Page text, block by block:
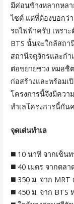
มีค่อนข้างหลากหลา
ไซต์ แต่ที่ต้องบอกว่
รถไฟฟ้าครับ เพรา
BTS นั้นจะใกล้สถ
สถานีจตุจักรและก
ต่อขยายช่วง หมอชิ
ก่อสร้างและพร้อมเ
โครงการนี้จึงมีควา
ทำเลโครงการนี้กัน
จุดเด่นทำเล
◼️ 10 นาที จากเซ็น
◼️ 40 เมตร จากตล
◼️ 350 ม. จาก MRT
◼️ 450 ม. จาก BTS